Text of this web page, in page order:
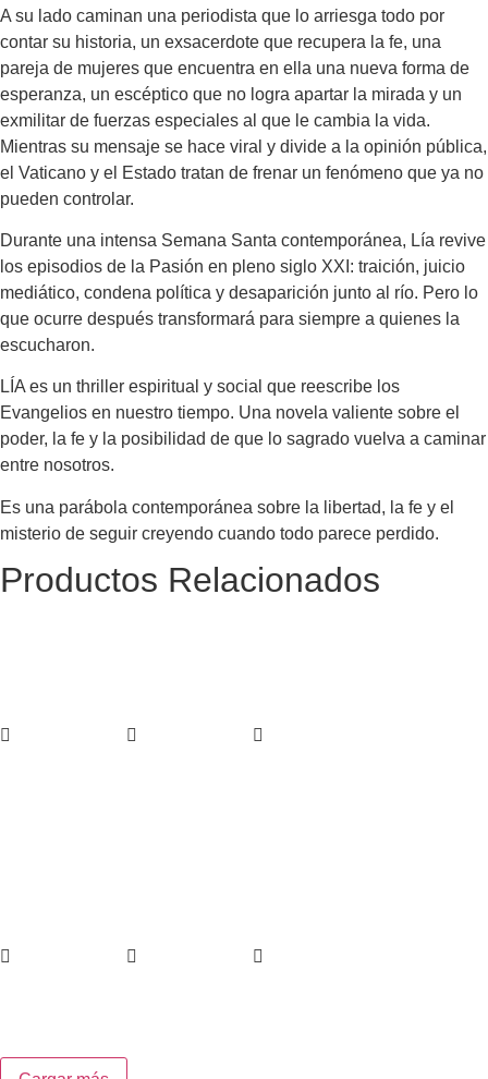
A su lado caminan una periodista que lo arriesga todo por
contar su historia, un exsacerdote que recupera la fe, una
pareja de mujeres que encuentra en ella una nueva forma de
esperanza, un escéptico que no logra apartar la mirada y un
exmilitar de fuerzas especiales al que le cambia la vida.
Mientras su mensaje se hace viral y divide a la opinión pública,
el Vaticano y el Estado tratan de frenar un fenómeno que ya no
pueden controlar.
Durante una intensa Semana Santa contemporánea, Lía revive
los episodios de la Pasión en pleno siglo XXI: traición, juicio
mediático, condena política y desaparición junto al río. Pero lo
que ocurre después transformará para siempre a quienes la
escucharon.
LÍA es un thriller espiritual y social que reescribe los
Evangelios en nuestro tiempo. Una novela valiente sobre el
poder, la fe y la posibilidad de que lo sagrado vuelva a caminar
entre nosotros.
Es una parábola contemporánea sobre la libertad, la fe y el
misterio de seguir creyendo cuando todo parece perdido.
Productos Relacionados